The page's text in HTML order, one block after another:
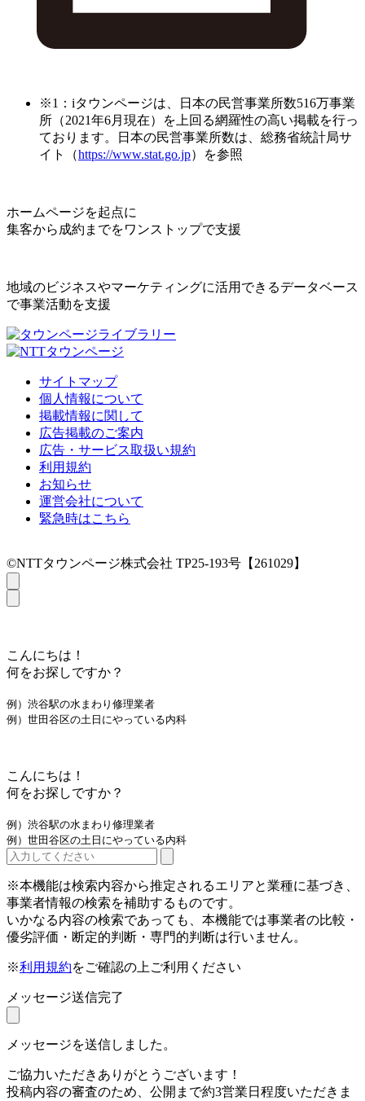
※1：iタウンページは、日本の民営事業所数516万事業
所（2021年6月現在）を上回る網羅性の高い掲載を行っ
ております。日本の民営事業所数は、総務省統計局サ
イト（https://www.stat.go.jp）を参照
ホームページを起点に
集客から成約までをワンストップで支援
地域のビジネスやマーケティングに活用できるデータベース
で事業活動を支援
サイトマップ
個人情報について
掲載情報に関して
広告掲載のご案内
広告・サービス取扱い規約
利用規約
お知らせ
運営会社について
緊急時はこちら
©NTTタウンページ株式会社 TP25-193号【261029】
こんにちは！
何をお探しですか？
例）渋谷駅の水まわり修理業者
例）世田谷区の土日にやっている内科
こんにちは！
何をお探しですか？
例）渋谷駅の水まわり修理業者
例）世田谷区の土日にやっている内科
※本機能は検索内容から推定されるエリアと業種に基づき、
事業者情報の検索を補助するものです。
いかなる内容の検索であっても、本機能では事業者の比較・
優劣評価・断定的判断・専門的判断は行いません。
※利用規約をご確認の上ご利用ください
メッセージ送信完了
メッセージを送信しました。
ご協力いただきありがとうございます！
投稿内容の審査のため、公開まで約3営業日程度いただきま